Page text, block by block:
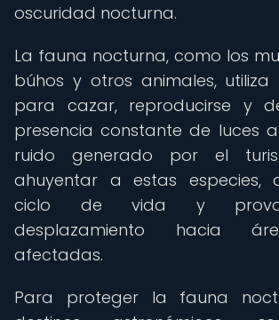
oscuridad nocturna.
La fauna nocturna, como los
búhos y otros animales,
para cazar, reproducirse y
presencia constante de luces
ruido generado por el
ahuyentar a estas especies,
ciclo de vida y
desplazamiento hacia
afectadas.
Para proteger la fauna